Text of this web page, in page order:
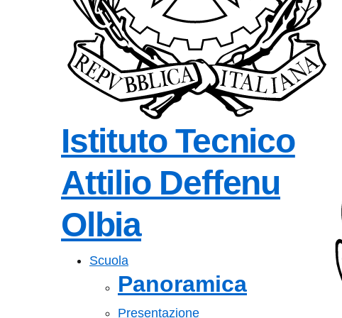
Istituto Tecnico
Attilio Deffenu
Olbia
Scuola
Panoramica
Presentazione